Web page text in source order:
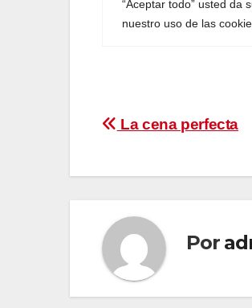
Navegación
La cena perfecta
Por